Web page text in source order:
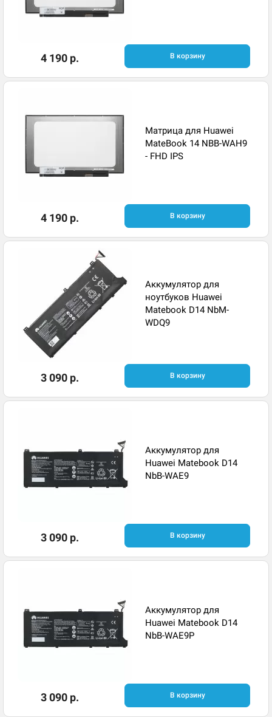
4 190 р. В корзину
Матрица для Huawei
MateBook 14 NBB-WAH9
- FHD IPS
4 190 р. В корзину
Аккумулятор для
ноутбуков Huawei
Matebook D14 NbM-
WDQ9
3 090 р. В корзину
Аккумулятор для
Huawei Matebook D14
NbB-WAE9
3 090 р. В корзину
Аккумулятор для
Huawei Matebook D14
NbB-WAE9P
3 090 р. В корзину